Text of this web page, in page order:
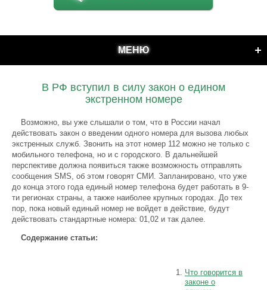
МЕНЮ
В РФ вступил в силу закон о едином
экстренном номере
Возможно, вы уже слышали о том, что в России начал
действовать закон о введении одного номера для вызова любых
экстренных служб. Звонить на этот номер 112 можно не только с
мобильного телефона, но и с городского. В дальнейшей
перспективе должна появиться также возможность отправлять
сообщения SMS, об этом говорят СМИ. Запланировано, что уже
до конца этого года единый номер телефона будет работать в 9-
ти регионах страны, а также наиболее крупных городах. До тех
пор, пока новый единый номер не войдет в действие, будут
действовать стандартные номера: 01,02 и так далее.
Содержание статьи:
Что говорится в
законе о